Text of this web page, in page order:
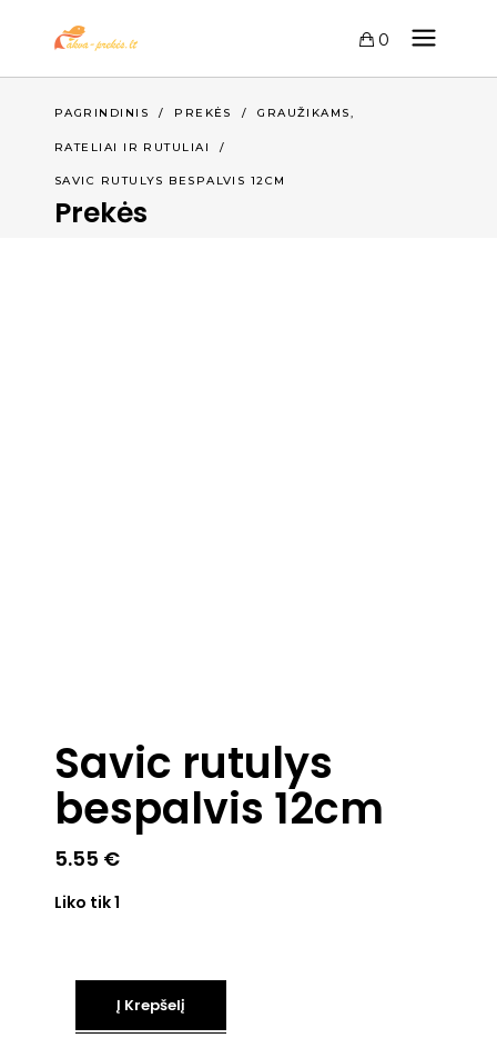
0
PAGRINDINIS / PREKĖS /GRAUŽIKAMS,
RATELIAI IR RUTULIAI /
SAVIC RUTULYS BESPALVIS 12CM
Prekės
Savic rutulys
bespalvis 12cm
5.55 €
Liko tik 1
Į Krepšelį